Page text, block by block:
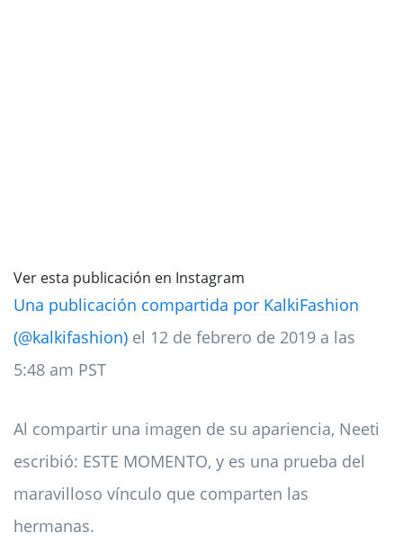
Ver esta publicación en Instagram
Una publicación compartida por KalkiFashion
(@kalkifashion) el 12 de febrero de 2019 a las
5:48 am PST
Al compartir una imagen de su apariencia, Neeti
escribió: ESTE MOMENTO, y es una prueba del
maravilloso vínculo que comparten las
hermanas.